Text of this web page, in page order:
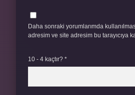
Daha sonraki yorumlarımda
adresim ve site adresim bu tarayıcıya
10 - 4 kaçtır? *